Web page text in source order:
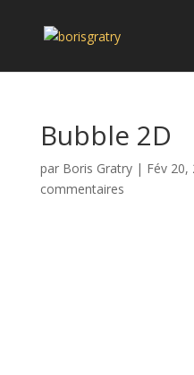
Bubble 2D
par Boris Gratry| Fév 20,
commentaires